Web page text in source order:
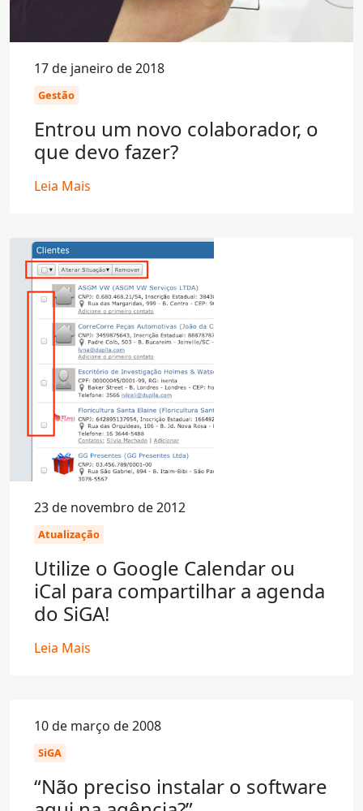
17 de janeiro de 2018
Gestão
Entrou um novo colaborador, o
que devo fazer?
Leia Mais
23 de novembro de 2012
Atualização
Utilize o Google Calendar ou
iCal para compartilhar a agenda
do SiGA!
Leia Mais
10 de março de 2008
SiGA
“Não preciso instalar o software